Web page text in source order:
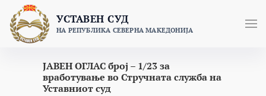
content
УСТАВЕН СУД
НА РЕПУБЛИКА СЕВЕРНА МАКЕДОНИЈА
ЈАВЕН ОГЛАС број – 1/23 за
вработување во Стручната служба на
Уставниот суд